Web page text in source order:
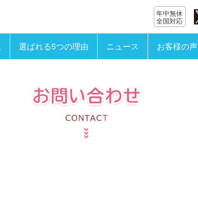
選ばれる5つの理由 ニュース お客様の声
年中無休
全国対応